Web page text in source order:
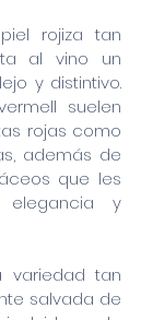
rojiza tan
al vino un
y distintivo.
suelen
rojas como
además de
que les
elegancia y
variedad tan
salvada de